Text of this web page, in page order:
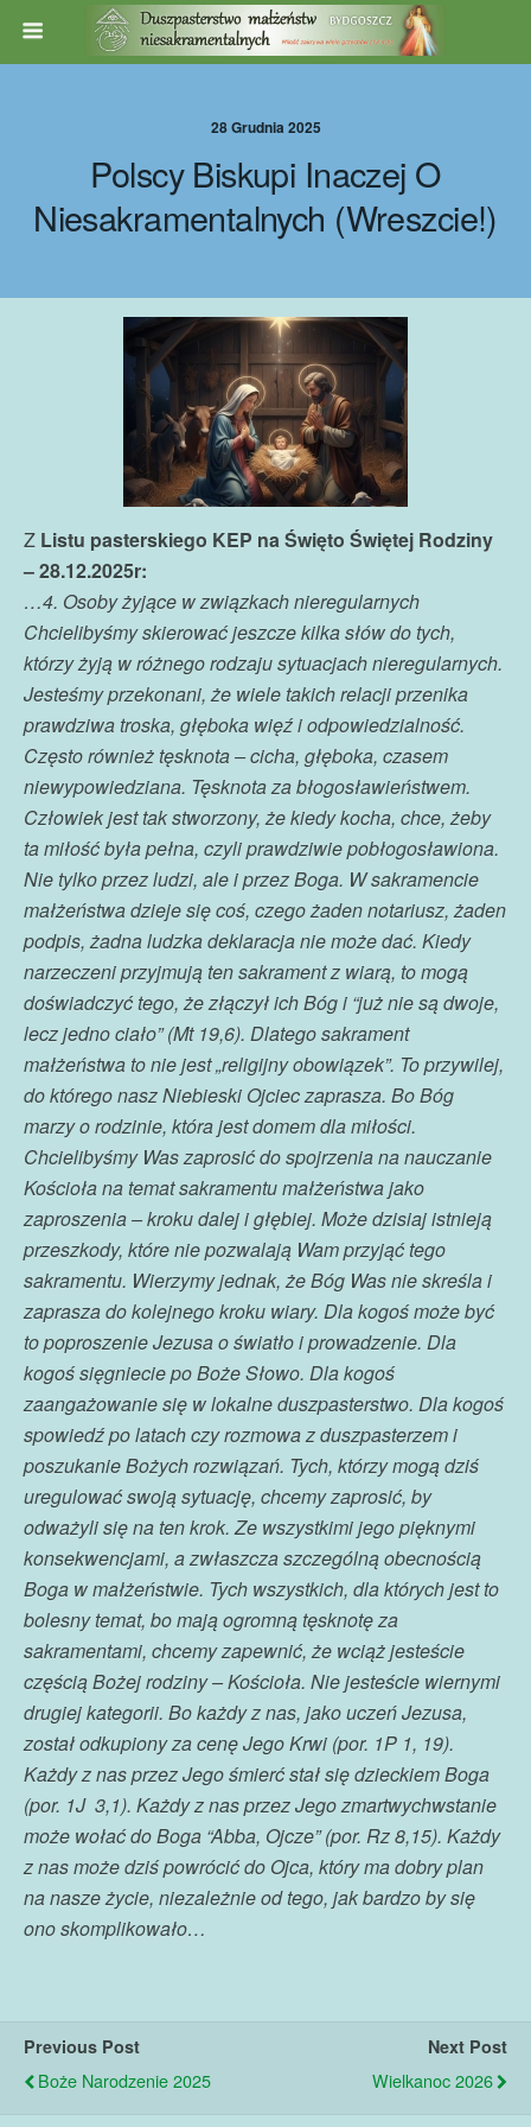
28 Grudnia 2025
Polscy Biskupi Inaczej O
Niesakramentalnych (wreszcie!)
Z Listu pasterskiego KEP na Święto Świętej Rodziny
– 28.12.2025r:
…4. Osoby żyjące w związkach nieregularnych
Chcielibyśmy skierować jeszcze kilka słów do tych,
którzy żyją w różnego rodzaju sytuacjach nieregularnych.
Jesteśmy przekonani, że wiele takich relacji przenika
prawdziwa troska, głęboka więź i odpowiedzialność.
Często również tęsknota – cicha, głęboka, czasem
niewypowiedziana. Tęsknota za błogosławieństwem.
Człowiek jest tak stworzony, że kiedy kocha, chce, żeby
ta miłość była pełna, czyli prawdziwie pobłogosławiona.
Nie tylko przez ludzi, ale i przez Boga. W sakramencie
małżeństwa dzieje się coś, czego żaden notariusz, żaden
podpis, żadna ludzka deklaracja nie może dać. Kiedy
narzeczeni przyjmują ten sakrament z wiarą, to mogą
doświadczyć tego, że złączył ich Bóg i “już nie są dwoje,
lecz jedno ciało” (Mt 19,6). Dlatego sakrament
małżeństwa to nie jest „religijny obowiązek”. To przywilej,
do którego nasz Niebieski Ojciec zaprasza. Bo Bóg
marzy o rodzinie, która jest domem dla miłości.
Chcielibyśmy Was zaprosić do spojrzenia na nauczanie
Kościoła na temat sakramentu małżeństwa jako
zaproszenia – kroku dalej i głębiej. Może dzisiaj istnieją
przeszkody, które nie pozwalają Wam przyjąć tego
sakramentu. Wierzymy jednak, że Bóg Was nie skreśla i
zaprasza do kolejnego kroku wiary. Dla kogoś może być
to poproszenie Jezusa o światło i prowadzenie. Dla
kogoś sięgniecie po Boże Słowo. Dla kogoś
zaangażowanie się w lokalne duszpasterstwo. Dla kogoś
spowiedź po latach czy rozmowa z duszpasterzem i
poszukanie Bożych rozwiązań. Tych, którzy mogą dziś
uregulować swoją sytuację, chcemy zaprosić, by
odważyli się na ten krok. Ze wszystkimi jego pięknymi
konsekwencjami, a zwłaszcza szczególną obecnością
Boga w małżeństwie. Tych wszystkich, dla których jest to
bolesny temat, bo mają ogromną tęsknotę za
sakramentami, chcemy zapewnić, że wciąż jesteście
częścią Bożej rodziny – Kościoła. Nie jesteście wiernymi
drugiej kategorii. Bo każdy z nas, jako uczeń Jezusa,
został odkupiony za cenę Jego Krwi (por. 1P 1, 19).
Każdy z nas przez Jego śmierć stał się dzieckiem Boga
(por. 1J 3,1). Każdy z nas przez Jego zmartwychwstanie
może wołać do Boga “Abba, Ojcze” (por. Rz 8,15). Każdy
z nas może dziś powrócić do Ojca, który ma dobry plan
na nasze życie, niezależnie od tego, jak bardzo by się
ono skomplikowało…
Previous Post
Boże Narodzenie 2025
Next Post
Wielkanoc 2026